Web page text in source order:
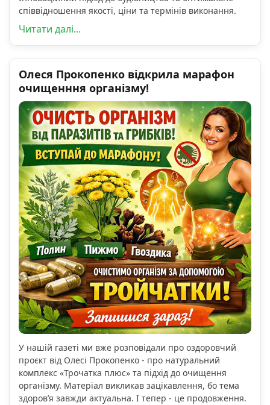
співвідношення якості, ціни та термінів виконання.
Читати далі...
Олеся Прокопенко відкрила марафон
очищенння організму!
У нашій газеті ми вже розповідали про оздоровчий
проєкт від Олесі Прокопенко - про натуральний
комплекс «Трочатка плюс» та підхід до очищення
організму. Матеріал викликав зацікавлення, бо тема
здоров’я завжди актуальна. І тепер - це продовження.